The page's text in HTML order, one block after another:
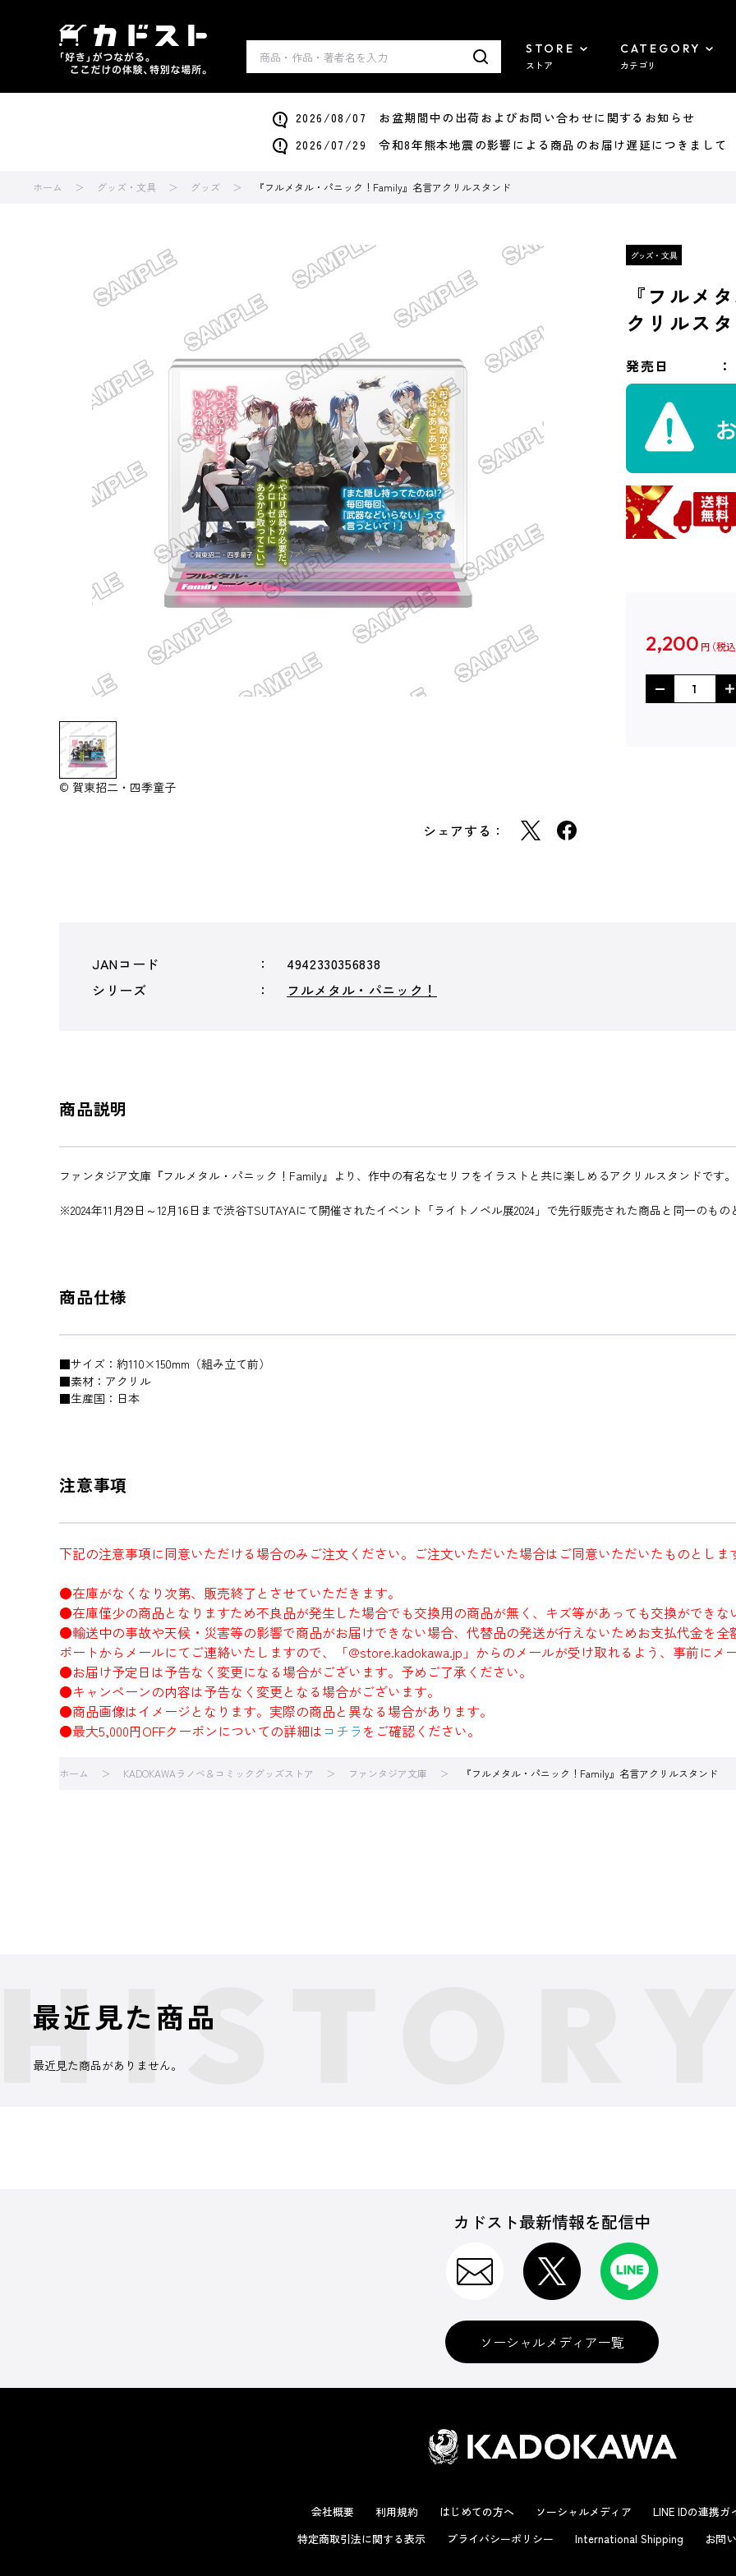
STORE
ストア
CATEGORY
カテゴリ
2026/08/07 お盆期間中の出荷およびお問い合わせに関するお知らせ
2026/07/29 令和8年熊本地震の影響による商品のお届け遅延につきまして
ホーム グッズ・文具 グッズ 『フルメタル・パニック！Family』名言アクリルスタンド
© 賀東招二・四季童子
シェアする：
『フルメ
クリルス
発売日
2,200 円
JANコード
4942330356838
シリーズ
フルメタル・パニック！
商品説明
ファンタジア文庫『フルメタル・パニック！Family』より、作中の有名なセリフをイラストと共に楽しめるアクリルスタンドです。
※2024年11月29日～12月16日まで渋谷TSUTAYAにて開催されたイベント「ライトノベル展2024」で先行販売された商品と同一のもの
商品仕様
■サイズ：約110×150mm（組み立て前）
■素材：アクリル
■生産国：日本
注意事項
下記の注意事項に同意いただける場合のみご注文ください。ご注文いただいた場合はご同意いただいたものとしま
●在庫がなくなり次第、販売終了とさせていただきます。
●在庫僅少の商品となりますため不良品が発生した場合でも交換用の商品が無く、キズ等があっても交換ができな
●輸送中の事故や天候・災害等の影響で商品がお届けできない場合、代替品の発送が行えないためお支払代金を
ポートからメールにてご連絡いたしますので、「@store.kadokawa.jp」からのメールが受け取れるよう、事前にメ
●お届け予定日は予告なく変更になる場合がございます。予めご了承ください。
●キャンペーンの内容は予告なく変更となる場合がございます。
●商品画像はイメージとなります。実際の商品と異なる場合があります。
●最大5,000円OFFクーポンについての詳細はコチラをご確認ください。
ホーム KADOKAWAラノベ＆コミックグッズストア ファンタジア文庫 『フルメタル・パニック！Family』名言アクリルスタンド
最近見た商品
最近見た商品がありません。
カドスト最新情報を配信中
ソーシャルメディア一覧
会社概要 利用規約 はじめての方へ ソーシャルメディア LINE IDの連携ガ
特定商取引法に関する表示
プライバシーポリシー International Shipping お問